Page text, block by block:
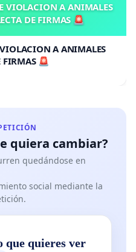
VIOLACION A ANIMALES
DE FIRMAS 🚨
A ANIMALES
FIRMAS 🚨
quiera cambiar?
quedándose en
social mediante la
que quieres ver